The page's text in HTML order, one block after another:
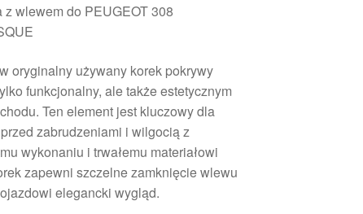
wlewem do PEUGEOT 308
oryginalny używany korek pokrywy
funkcjonalny, ale także estetycznym
Ten element jest kluczowy dla
zabrudzeniami i wilgocią z
wykonaniu i trwałemu materiałowi
zapewni szczelne zamknięcie wlewu
elegancki wygląd.